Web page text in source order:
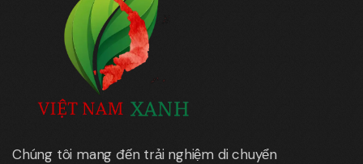
Chúng tôi mang đến trải nghiệm di chuyển